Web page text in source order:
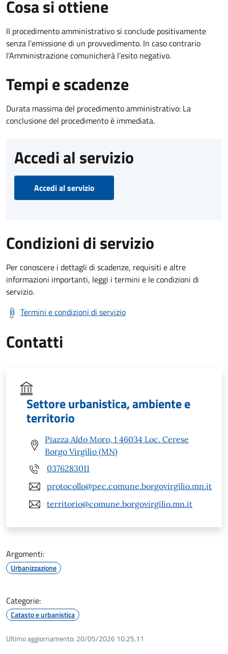
Cosa si ottiene
Il procedimento amministrativo si conclude positivamente
senza l’emissione di un provvedimento. In caso contrario
l’Amministrazione comunicherà l’esito negativo.
Tempi e scadenze
Durata massima del procedimento amministrativo: La
conclusione del procedimento è immediata.
Accedi al servizio
Accedi al servizio
Condizioni di servizio
Per conoscere i dettagli di scadenze, requisiti e altre
informazioni importanti, leggi i termini e le condizioni di
servizio.
Termini e condizioni di servizio
Contatti
Settore urbanistica, ambiente e
territorio
Piazza Aldo Moro, 1 46034 Loc. Cerese
Borgo Virgilio (MN)
0376283011
protocollo@pec.comune.borgovirgilio.mn.it
territorio@comune.borgovirgilio.mn.it
Argomenti:
Urbanizzazione
Categorie:
Catasto e urbanistica
Ultimo aggiornamento: 20/05/2026 10:25.11